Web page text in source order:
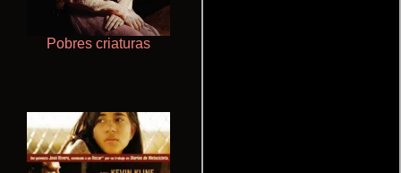
Pobres criaturas